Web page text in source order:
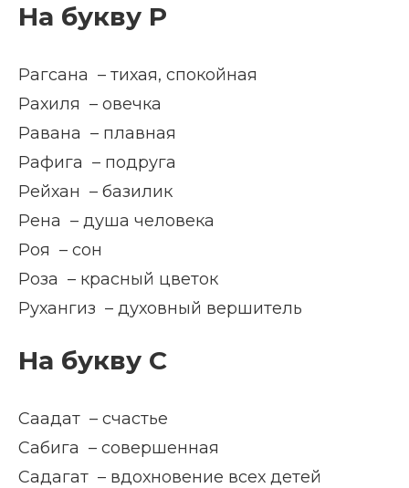
На букву Р
Рагсана – тихая, спокойная
Рахиля – овечка
Равана – плавная
Рафига – подруга
Рейхан – базилик
Рена – душа человека
Роя – сон
Роза – красный цветок
Рухангиз – духовный вершитель
На букву С
Саадат – счастье
Сабига – совершенная
Садагат – вдохновение всех детей